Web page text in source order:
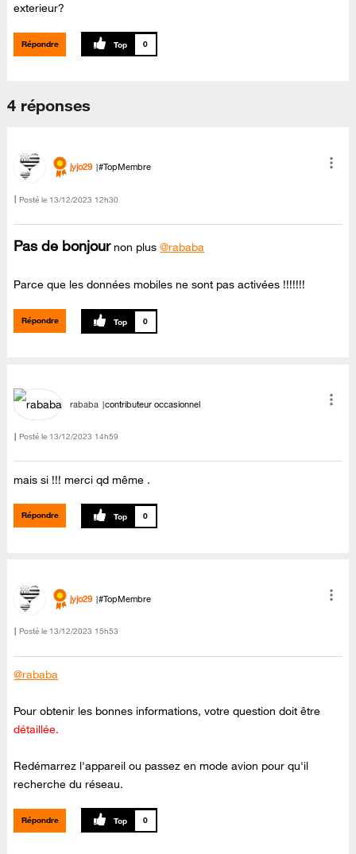
exterieur?
Répondre 0
4 réponses
jyjo29 #TopMembre
Posté le ‎13/12/2023 12h30
Pas de bonjournon plus@rababa
Parce que les données mobiles ne sont pas activées !!!!!!!
Répondre 0
rababa contributeur occasionnel
Posté le ‎13/12/2023 14h59
mais si !!! merci qd même .
Répondre 0
jyjo29 #TopMembre
Posté le ‎13/12/2023 15h53
@rababa
Pour obtenir les bonnes informations, votre question doit être
détaillée.
Redémarrez l'appareil ou passez en mode avion pour qu'il
recherche du réseau.
Répondre 0